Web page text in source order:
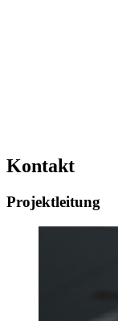
Kontakt
Projektleitung